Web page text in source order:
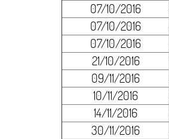
07/10/2016
07/10/2016
07/10/2016
21/10/2016
09/11/2016
10/11/2016
14/11/2016
30/11/2016